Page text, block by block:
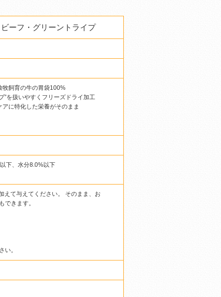
フ・グリーントライプ
牧飼育の牛の胃袋100%
”を扱いやすくフリーズドライ加工
に特化した栄養がそのまま
下、水分8.0%以下
て与えてください。 そのまま、お
できます。
い。